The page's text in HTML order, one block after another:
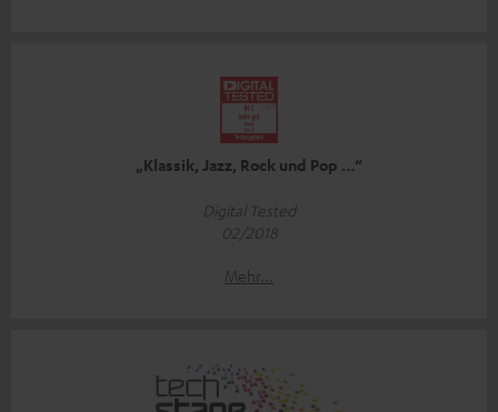
„Klassik, Jazz, Rock und Pop …“
Digital Tested
02/2018
Mehr...